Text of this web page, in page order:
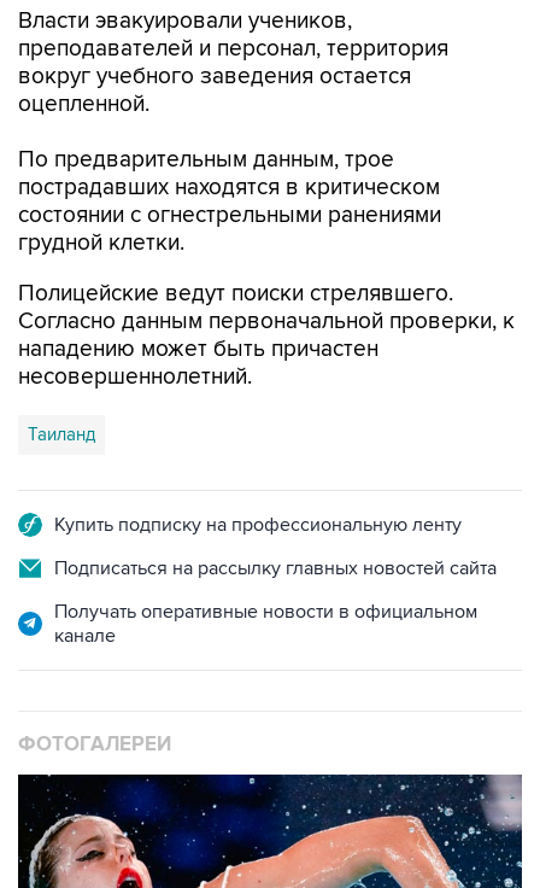
Власти эвакуировали учеников,
преподавателей и персонал, территория
вокруг учебного заведения остается
оцепленной.
По предварительным данным, трое
пострадавших находятся в критическом
состоянии с огнестрельными ранениями
грудной клетки.
Полицейские ведут поиски стрелявшего.
Согласно данным первоначальной проверки, к
нападению может быть причастен
несовершеннолетний.
Таиланд
Купить подписку на профессиональную ленту
Подписаться на рассылку главных новостей сайта
Получать оперативные новости в официальном
канале
ФОТОГАЛЕРЕИ